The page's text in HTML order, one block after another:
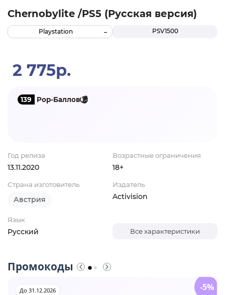
Chernobylite /PS5 (Русская версия)
PSV1500
Playstation
2 775р.
139 Pop-Баллов
Год релиза
13.11.2020
Возрастные ограничения
18+
Страна изготовитель
Австрия
Издатель
Activision
Язык
Русский Все характеристики
Промокоды
До 31.12.2026 -5%